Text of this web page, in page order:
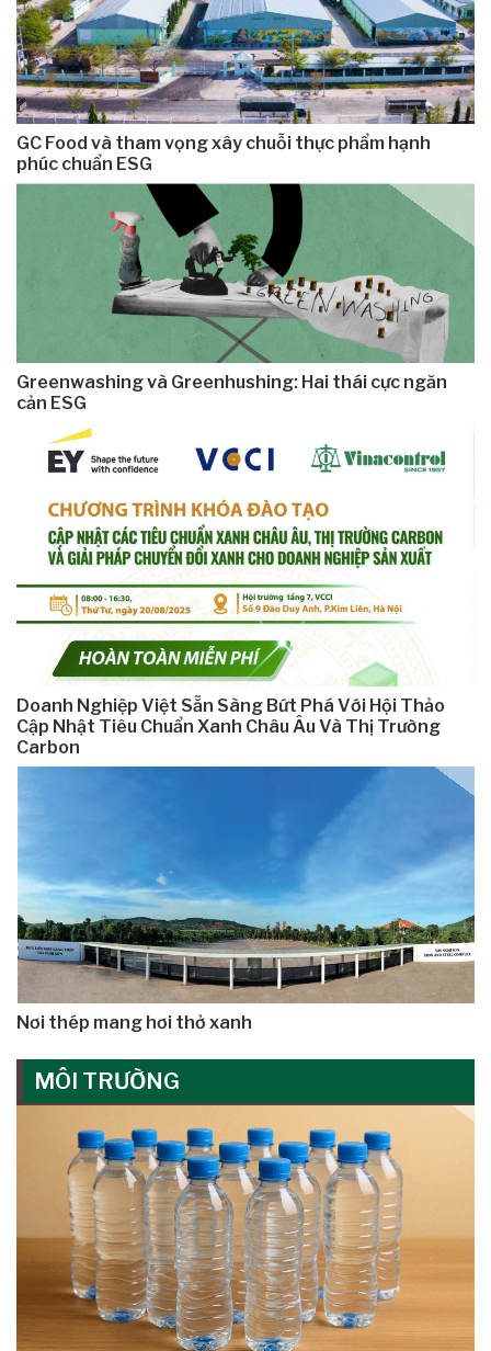
GC Food và tham vọng xây chuỗi thực phẩm hạnh
phúc chuẩn ESG
Greenwashing và Greenhushing: Hai thái cực ngăn
cản ESG
Doanh Nghiệp Việt Sẵn Sàng Bứt Phá Với Hội Thảo
Cập Nhật Tiêu Chuẩn Xanh Châu Âu Và Thị Trường
Carbon
Nơi thép mang hơi thở xanh
MÔI TRƯỜNG